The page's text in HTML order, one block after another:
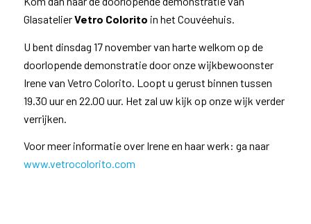
GlasatelierVetro Colorito in het Couvéehuis.
U bent dinsdag 17 november van harte welkom op de
doorlopende demonstratie door onze wijkbewoonster
Irene van Vetro Colorito. Loopt u gerust binnen tussen
19.30 uur en 22.00 uur. Het zal uw kijk op onze wijk verder
verrijken.
Voor meer informatie over Irene en haar werk: ga naar
www.vetrocolorito.com